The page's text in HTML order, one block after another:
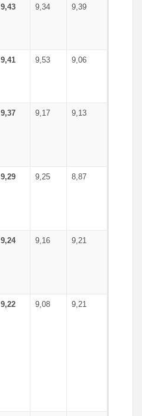
9,43 9,34 9,39
9,41 9,53 9,06
9,37 9,17 9,13
9,29 9,25 8,87
9,24 9,16 9,21
9,22 9,08 9,21